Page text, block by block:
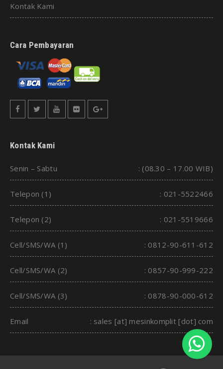
Kontak Kami
Cara Pembayaran
Kontak Kami
Senin – Sabtu : (08.30 – 17.00 WIB)
Telepon (1) : 021-5522466
Telepon (2) : 021-5519666
Cell/SMS/WA (1) : 0812-90-611-612
Cell/SMS/WA (2) : 0857-90-999-222
Cell/SMS/WA (3) : 0878-90-000-612
Email : sales [at] mesinkomplit [dot] com